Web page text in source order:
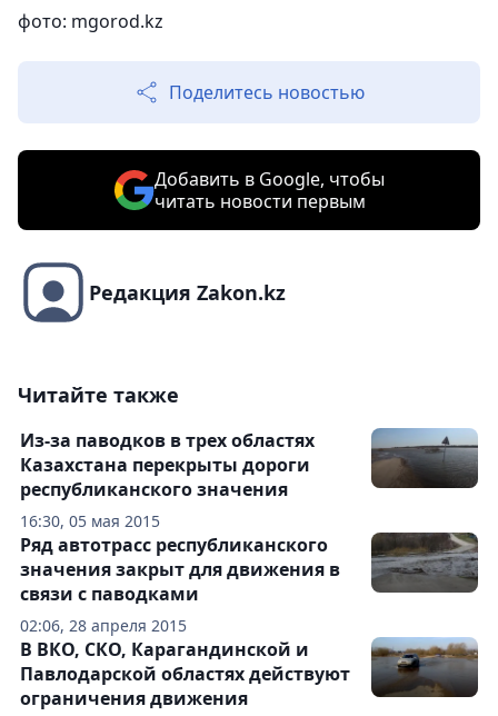
фото: mgorod.kz
Поделитесь новостью
Добавить в Google, чтобы
читать новости первым
Редакция Zakon.kz
Читайте также
16:30, 05 мая 2015
Из-за паводков в трех областях
Казахстана перекрыты дороги
республиканского значения
02:06, 28 апреля 2015
Ряд автотрасс республиканского
значения закрыт для движения в
связи с паводками
В ВКО, СКО, Карагандинской и
Павлодарской областях действуют
ограничения движения